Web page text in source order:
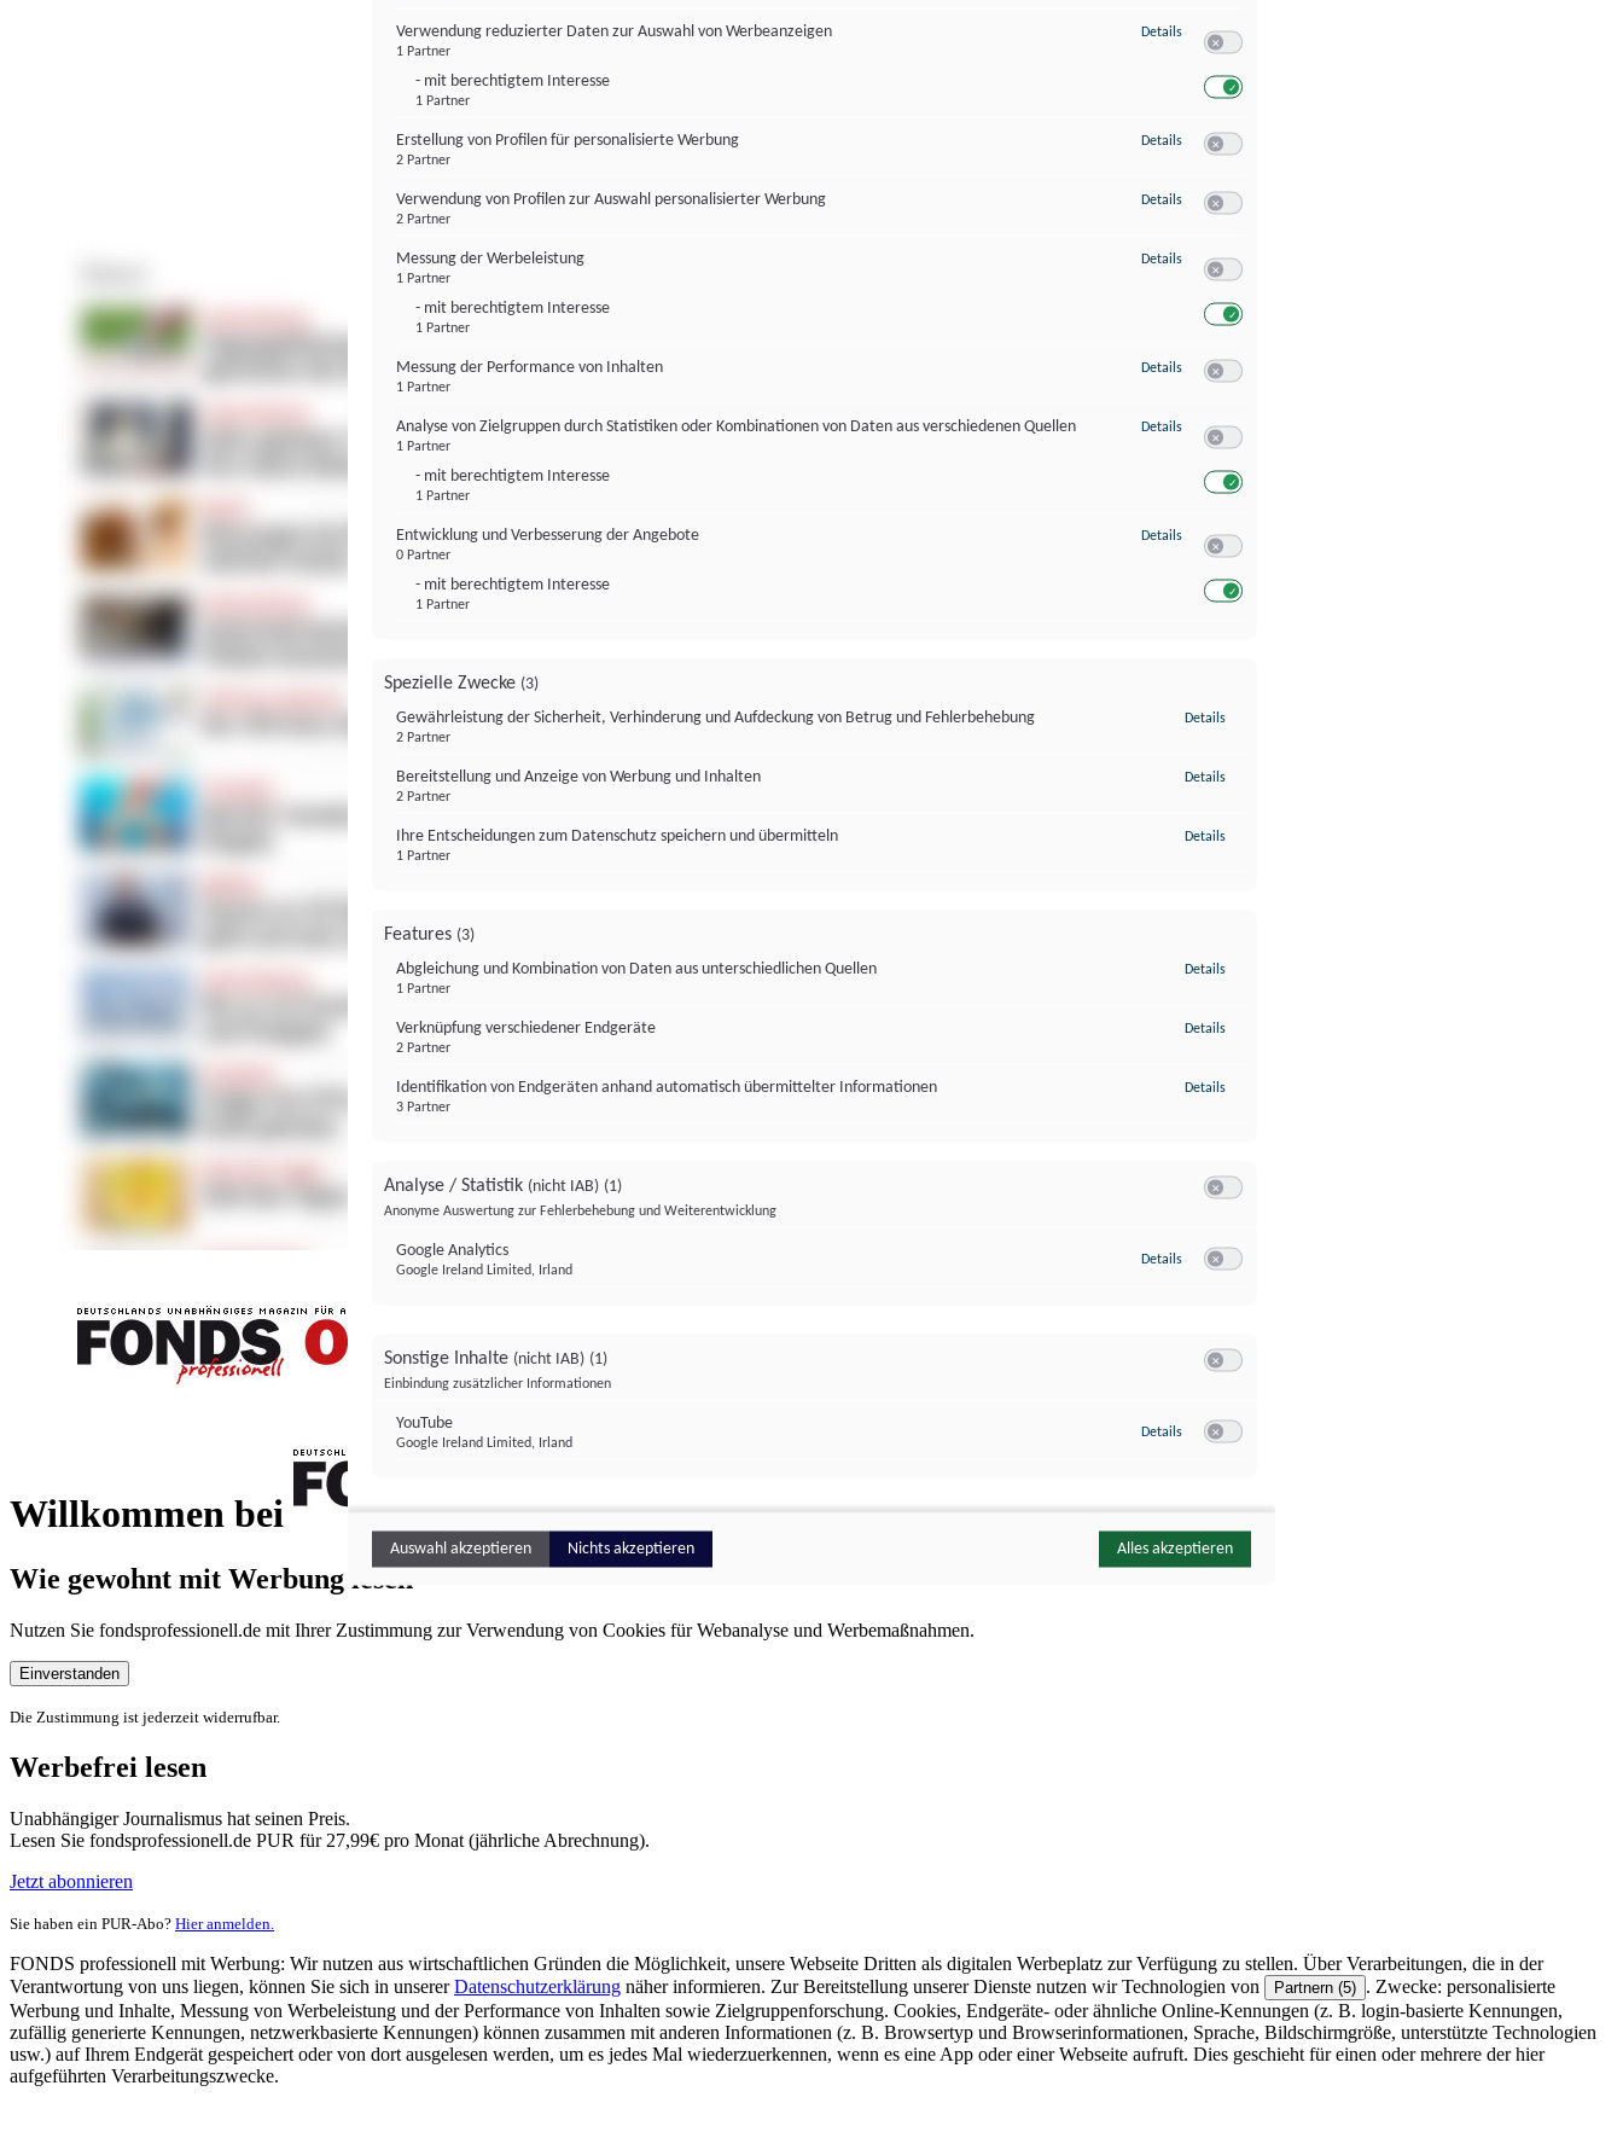
Willkommen bei
FONDS professionell
Wie gewohnt mit Werbung lesen
Nutzen Sie fondsprofessionell.de mit Ihrer Zustimmung zur Verwendung von Cookies für Webanalyse und Werbemaßnahmen.
Einverstanden
Die Zustimmung ist jederzeit widerrufbar.
Werbefrei lesen
Unabhängiger Journalismus hat seinen Preis.
Lesen Sie fondsprofessionell.de PUR für 27,99€ pro Monat (jährliche Abrechnung).
Jetzt abonnieren
Sie haben ein PUR-Abo? Hier anmelden.
FONDS professionell mit Werbung: Wir nutzen aus wirtschaftlichen Gründen die Möglichkeit, unsere Webseite Dritten als digitalen Werbeplatz zur Verfügung zu stellen. Über Verarbeitungen, die in der
Verantwortung von uns liegen, können Sie sich in unsererDatenschutzerklärung näher informieren. Zur Bereitstellung unserer Dienste nutzen wir Technologien von Partnern (5) . Zwecke: personalisierte
Werbung und Inhalte, Messung von Werbeleistung und der Performance von Inhalten sowie Zielgruppenforschung. Cookies, Endgeräte- oder ähnliche Online-Kennungen (z. B. login-basierte Kennungen,
zufällig generierte Kennungen, netzwerkbasierte Kennungen) können zusammen mit anderen Informationen (z. B. Browsertyp und Browserinformationen, Sprache, Bildschirmgröße, unterstützte Technologien
usw.) auf Ihrem Endgerät gespeichert oder von dort ausgelesen werden, um es jedes Mal wiederzuerkennen, wenn es eine App oder einer Webseite aufruft. Dies geschieht für einen oder mehrere der hier
aufgeführten Verarbeitungszwecke.
Verwendung reduzierter Daten zur Auswahl von Werbeanzeigen
1 Partner
- mit berechtigtem Interesse
1 Partner
Details zu Verwendung reduzierter Daten zur Auswahl von Werbeanzeigen
Erstellung von Profilen für personalisierte Werbung
2 Partner
Details zu Erstellung von Profilen für personalisierte Werbung
Verwendung von Profilen zur Auswahl personalisierter Werbung
2 Partner
Details zu Verwendung von Profilen zur Auswahl personalisierter Werbung
Messung der Werbeleistung
1 Partner
- mit berechtigtem Interesse
1 Partner
Details zu Messung der Werbeleistung
Messung der Performance von Inhalten
1 Partner
Details zu Messung der Performance von Inhalten
Analyse von Zielgruppen durch Statistiken oder Kombinationen von Daten aus verschiedenen Quellen
1 Partner
- mit berechtigtem Interesse
1 Partner
Details zu Analyse von Zielgruppen durch Statistiken oder Kombinationen von
Entwicklung und Verbesserung der Angebote
0 Partner
- mit berechtigtem Interesse
1 Partner
Details zu Entwicklung und Verbesserung der Angebote
Spezielle Zwecke (3)
Gewährleistung der Sicherheit, Verhinderung und Aufdeckung von Betrug und Fehlerbehebung
2 Partner
Details
Bereitstellung und Anzeige von Werbung und Inhalten
2 Partner
Details
Ihre Entscheidungen zum Datenschutz speichern und übermitteln
1 Partner
Details
Features (3)
Abgleichung und Kombination von Daten aus unterschiedlichen Quellen
1 Partner
Details
Verknüpfung verschiedener Endgeräte
2 Partner
Details
Identifikation von Endgeräten anhand automatisch übermittelter Informationen
3 Partner
Details
Analyse / Statistik (nicht IAB) (1)
Anonyme Auswertung zur Fehlerbehebung und Weiterentwicklung
Google Analytics
Google Ireland Limited, Irland
Details zu Google Analytics
Sonstige Inhalte (nicht IAB) (1)
Einbindung zusätzlicher Informationen
YouTube
Google Ireland Limited, Irland
Details zu YouTube
Auswahl akzeptieren Nichts akzeptieren Alles akzeptieren